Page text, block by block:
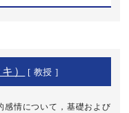
） [ 教授 ]
感情について，基礎および